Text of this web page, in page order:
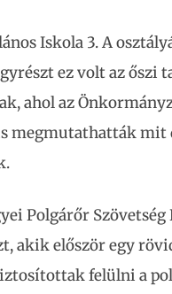
Iskola 3. A
ez volt az őszi
ahol az
megmutathatták mit
Polgárőr
akik először egy
felülni a